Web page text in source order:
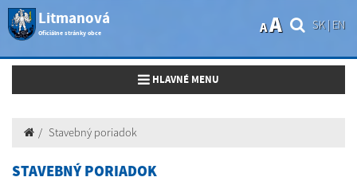
Litmanová
Oficiálne stránky obce
SK| EN
AA
Toggle navigation
HLAVNÉ MENU
Stavebný poriadok
STAVEBNÝ PORIADOK